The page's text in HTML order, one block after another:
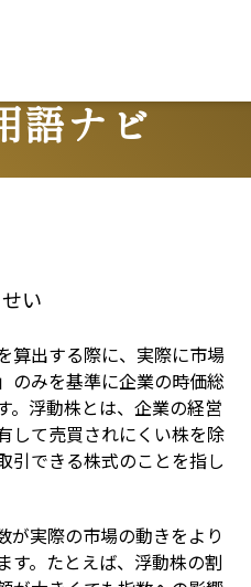
語ナビ
い
算出する際に、実際に市場
のみを基準に企業の時価総
。浮動株とは、企業の経営
して売買されにくい株を除
引できる株式のことを指し
が実際の市場の動きをより
す。たとえば、浮動株の割